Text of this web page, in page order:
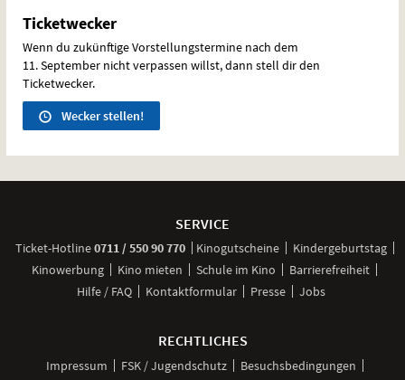
Ticketwecker
Wenn du zukünftige Vorstellungstermine nach dem
11. September nicht verpassen willst, dann stell dir den
Ticketwecker.
Wecker stellen!
SERVICE
Ticket-Hotline0711 / 550 90 770anrufen
Kinogutscheine
Kindergeburtstag
Kinowerbung
Kino mieten Schule im Kino
Barrierefreiheit
Hilfe / FAQ
Kontaktformular Presse Jobs
RECHTLICHES
Impressum FSK / Jugendschutz
Besuchsbedingungen